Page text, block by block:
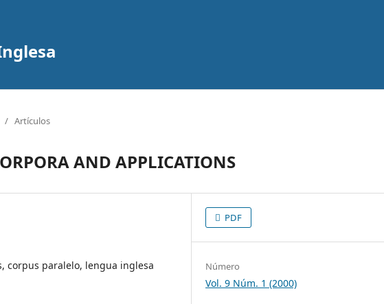
/ Artículos
AND APPLICATIONS
corpus paralelo, lengua inglesa
PDF
Número
Vol. 9 Núm. 1 (2000)